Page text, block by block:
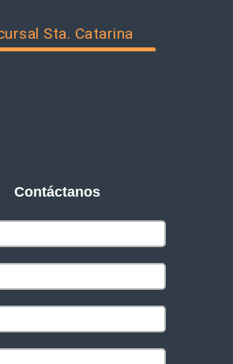
Sta. Catarina
Contáctanos